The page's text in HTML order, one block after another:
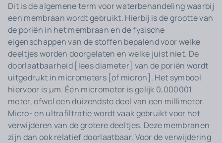
Dit is de algemene term voor waterbehandeling waarbij
een membraan wordt gebruikt. Hierbij is de grootte van
de poriën in het membraan en de fysische
eigenschappen van de stoffen bepalend voor welke
deeltjes worden doorgelaten en welke juist niet. De
doorlaatbaarheid [lees diameter] van de poriën wordt
uitgedrukt in micrometers [of micron]. Het symbool
hiervoor is µm. Één micrometer is gelijk 0,000001
meter, ofwel een duizendste deel van een millimeter.
Micro- en ultrafiltratie wordt vaak gebruikt voor het
verwijderen van de grotere deeltjes. Deze membranen
zijn dan ook relatief doorlaatbaar. Voor de verwijdering